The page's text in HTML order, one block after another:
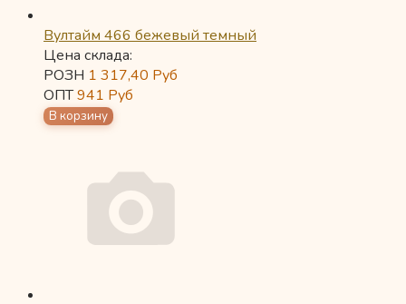
Вултайм 466 бежевый темный
Цена склада:
РОЗН 1 317,40 Руб
ОПТ941 Руб